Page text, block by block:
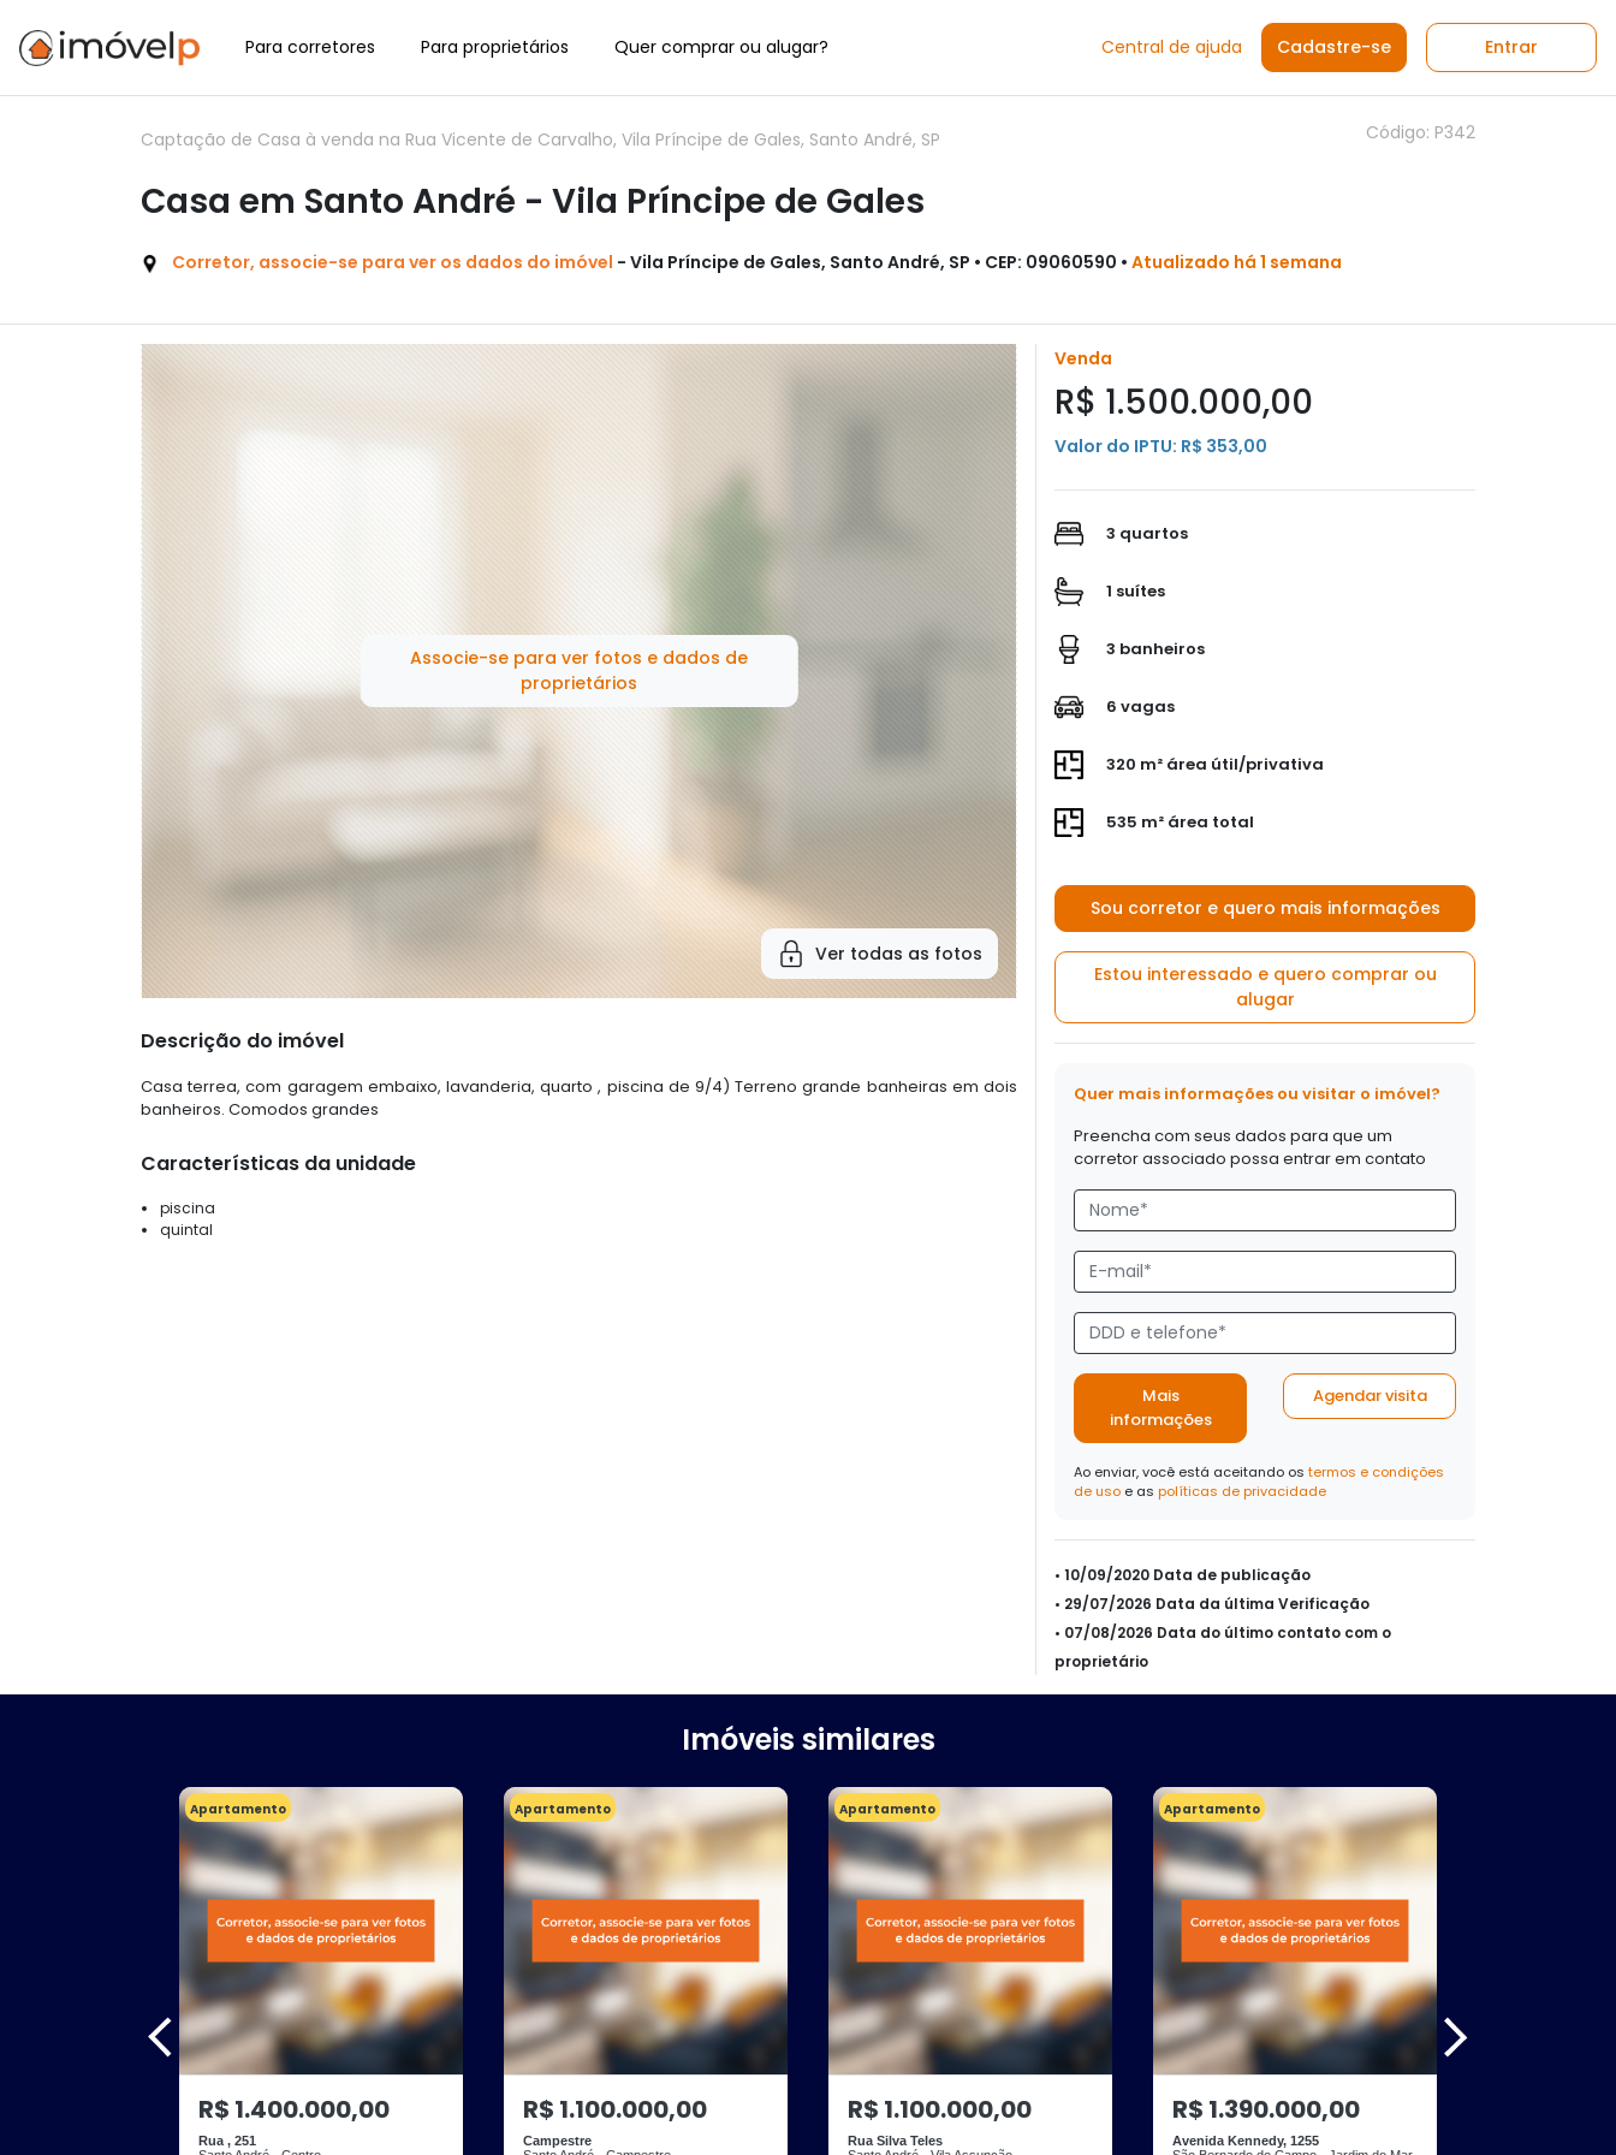
Para corretores Para proprietários Quer comprar ou alugar? Central de ajuda Cadastre-se Entrar
Captação de Casa à venda na Rua Vicente de Carvalho, Vila Príncipe de Gales, Santo André, SP Código: P342
Casa em Santo André - Vila Príncipe de Gales
Corretor, associe-se para ver os dados do imóvel - Vila Príncipe de Gales, Santo André, SP • CEP: 09060590 • Atualizado há 1 semana
Associe-se para ver fotos e dados de
proprietários
Ver todas as fotos
Descrição do imóvel
Casa terrea, com garagem embaixo, lavanderia, quarto , piscina de 9/4) Terreno grande banheiras em dois
banheiros. Comodos grandes
Características da unidade
piscina
quintal
Venda
R$ 1.500.000,00
Valor do IPTU: R$ 353,00
3 quartos
1 suítes
3 banheiros
6 vagas
320 m² área útil/privativa
535 m² área total
Sou corretor e quero mais informações
Estou interessado e quero comprar ou
alugar
Quer mais informações ou visitar o imóvel?
Preencha com seus dados para que um
corretor associado possa entrar em contato
Mais
informações
Agendar visita
Ao enviar, você está aceitando os termos e condições
de uso e as políticas de privacidade
• 10/09/2020 Data de publicação
• 29/07/2026 Data da última Verificação
• 07/08/2026 Data do último contato com o
proprietário
Imóveis similares
Apartamento
R$ 1.400.000,00
Rua , 251
Apartamento
R$ 1.100.000,00
Campestre
Apartamento
R$ 1.100.000,00
Rua Silva Teles
Apartamento
R$ 1.390.000,00
Avenida Kennedy, 1255